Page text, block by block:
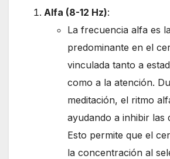
Alfa (8-12 Hz):
La frecuencia alfa es
predominante en el
vinculada tanto a
como a la atención.
meditación, el ritmo
ayudando a inhibir las
Esto permite que el
la concentración al